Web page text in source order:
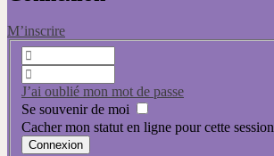
M’inscrire
J’ai oublié mon mot de passe
Se souvenir de moi
Cacher mon statut en ligne pour cette session